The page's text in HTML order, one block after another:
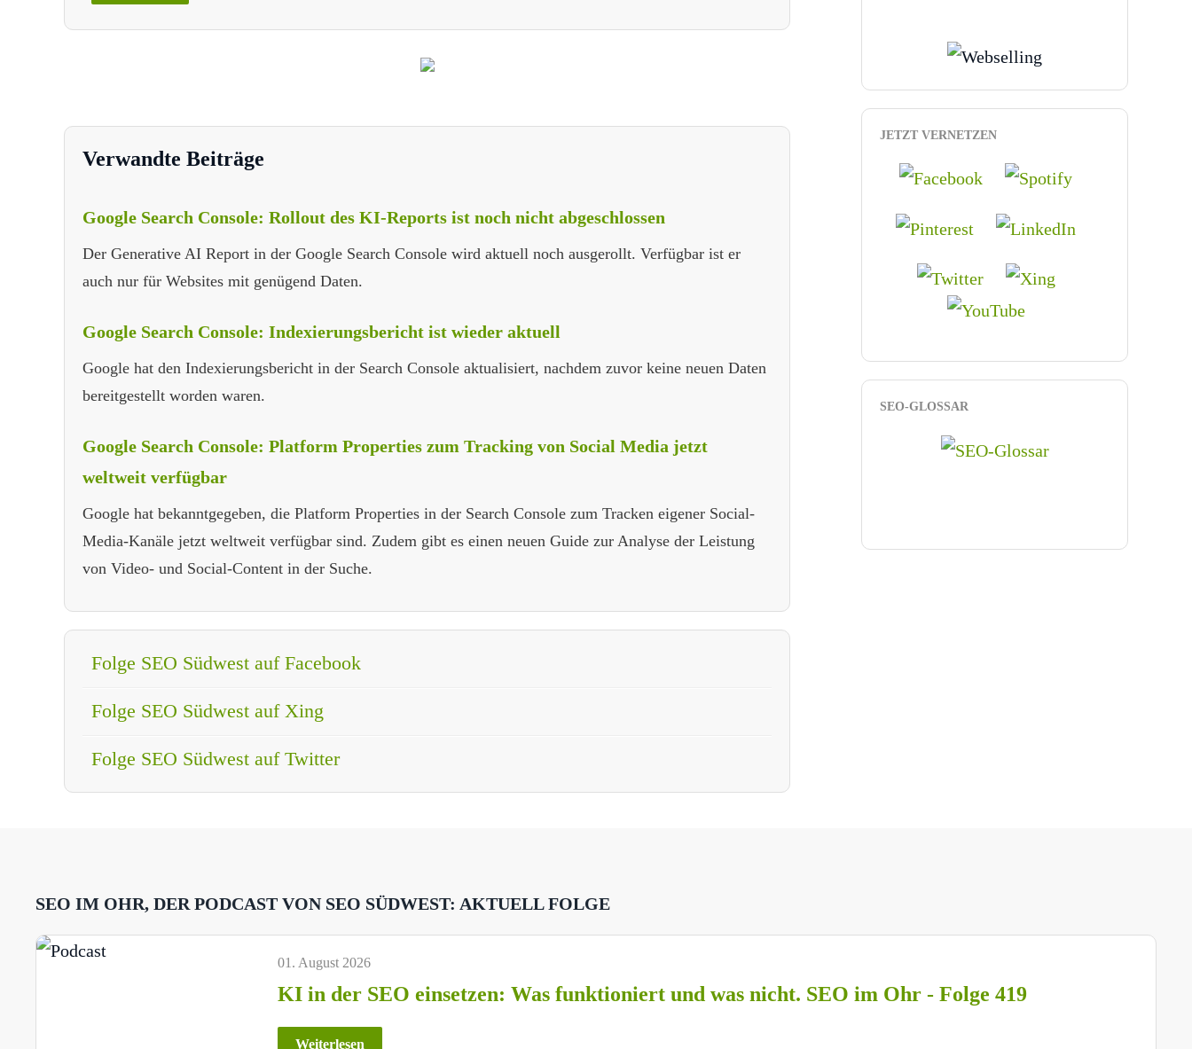
Verwandte Beiträge
Google Search Console: Rollout des KI-Reports ist noch nicht abgeschlossen
Der Generative AI Report in der Google Search Console wird aktuell noch ausgerollt. Verfügbar ist er
auch nur für Websites mit genügend Daten.
Google Search Console: Indexierungsbericht ist wieder aktuell
Google hat den Indexierungsbericht in der Search Console aktualisiert, nachdem zuvor keine neuen Daten
bereitgestellt worden waren.
Google Search Console: Platform Properties zum Tracking von Social Media jetzt
weltweit verfügbar
Google hat bekanntgegeben, die Platform Properties in der Search Console zum Tracken eigener Social-
Media-Kanäle jetzt weltweit verfügbar sind. Zudem gibt es einen neuen Guide zur Analyse der Leistung
von Video- und Social-Content in der Suche.
Folge SEO Südwest auf Facebook
Folge SEO Südwest auf Xing
Folge SEO Südwest auf Twitter
JETZT VERNETZEN
SEO-GLOSSAR
SEO IM OHR, DER PODCAST VON SEO SÜDWEST: AKTUELL FOLGE
01. August 2026
KI in der SEO einsetzen: Was funktioniert und was nicht. SEO im Ohr - Folge 419
Weiterlesen